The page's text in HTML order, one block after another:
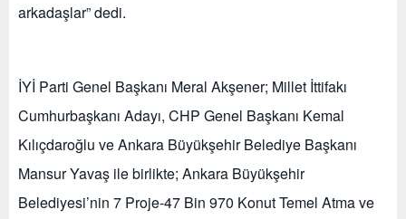
arkadaşlar” dedi.
İYİ Parti Genel Başkanı Meral Akşener; Millet İttifakı
Cumhurbaşkanı Adayı, CHP Genel Başkanı Kemal
Kılıçdaroğlu ve Ankara Büyükşehir Belediye Başkanı
Mansur Yavaş ile birlikte; Ankara Büyükşehir
Belediyesi’nin 7 Proje-47 Bin 970 Konut Temel Atma ve